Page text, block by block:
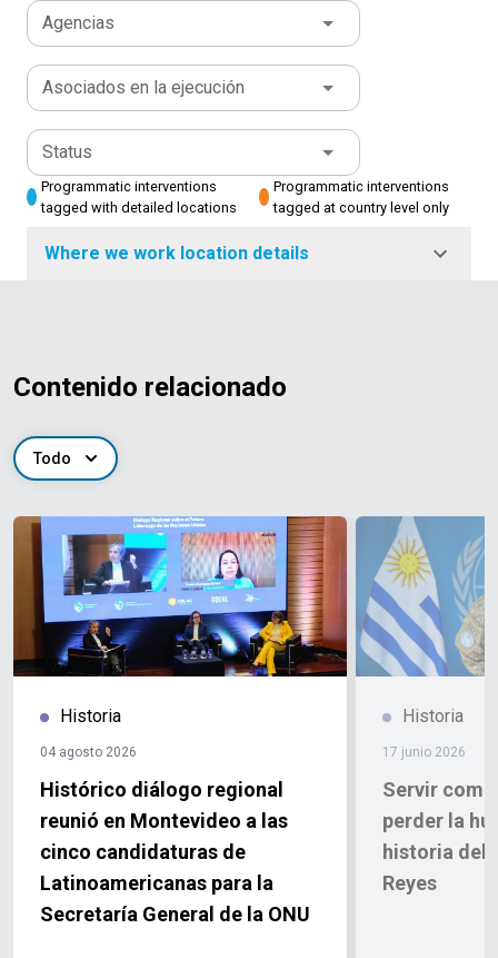
Agencias
Asociados en la ejecución
Status
Programmatic interventions
tagged with detailed locations
Programmatic interventions
tagged at country level only
Where we work location details
Contenido relacionado
Todo
Historia
04 agosto 2026
Histórico diálogo regional
reunió en Montevideo a las
cinco candidaturas de
Latinoamericanas para la
Secretaría General de la ONU
Historia
17 junio 2026
Servir
perder la
historia del
Reyes